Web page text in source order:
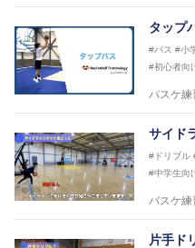
2016年U12ナ
2016年U13ナ
2016年男子日
2017年U12ナシ
2017年U13ナ
リーコーチ
2018年U12ナ
2018年U13ナ
2018年～2021
2021年～女子
タップ
#パス #小
#初心者向
バスケ
サイド
#ドリブル
#中学生向
バスケ
片手ド